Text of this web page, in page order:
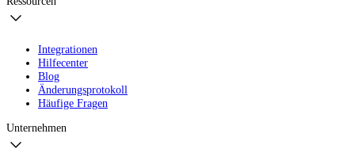
Integrationen
Hilfecenter
Blog
Änderungsprotokoll
Häufige Fragen
Unternehmen